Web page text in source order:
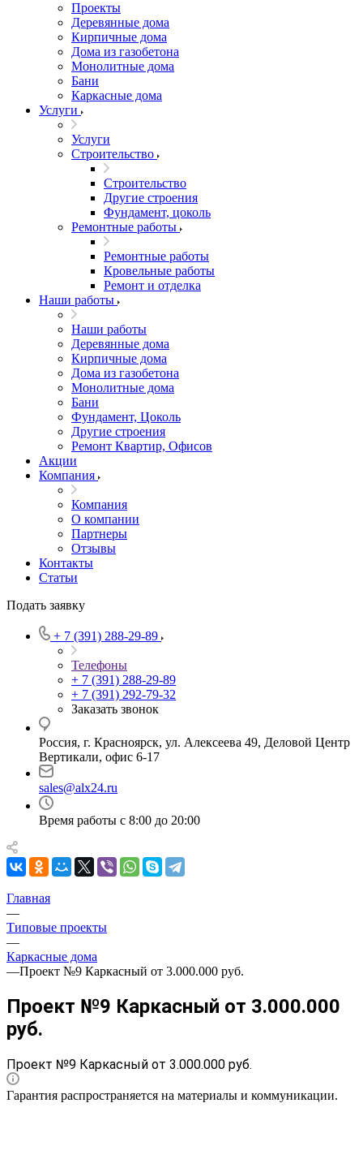
Проекты
Деревянные дома
Кирпичные дома
Дома из газобетона
Монолитные дома
Бани
Каркасные дома
Услуги
Услуги
Строительство
Строительство
Другие строения
Фундамент, цоколь
Ремонтные работы
Ремонтные работы
Кровельные работы
Ремонт и отделка
Наши работы
Наши работы
Деревянные дома
Кирпичные дома
Дома из газобетона
Монолитные дома
Бани
Фундамент, Цоколь
Другие строения
Ремонт Квартир, Офисов
Акции
Компания
Компания
О компании
Партнеры
Отзывы
Контакты
Статьи
Подать заявку
+ 7 (391) 288-29-89
Телефоны
+ 7 (391) 288-29-89
+ 7 (391) 292-79-32
Заказать звонок
Россия, г. Красноярск, ул. Алексеева 49, Деловой Центр
Вертикали, офис 6-17
sales@alx24.ru
Время работы с 8:00 до 20:00
Главная
—
Типовые проекты
—
Каркасные дома
—Проект №9 Каркасный от 3.000.000 руб.
Проект №9 Каркасный от 3.000.000
руб.
Проект №9 Каркасный от 3.000.000 руб.
Гарантия распространяется на материалы и коммуникации.